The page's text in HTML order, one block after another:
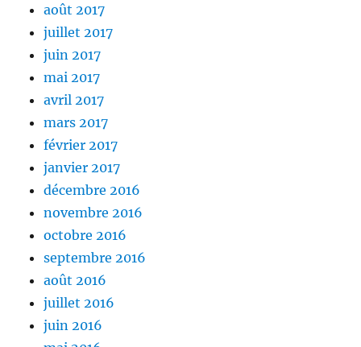
août 2017
juillet 2017
juin 2017
mai 2017
avril 2017
mars 2017
février 2017
janvier 2017
décembre 2016
novembre 2016
octobre 2016
septembre 2016
août 2016
juillet 2016
juin 2016